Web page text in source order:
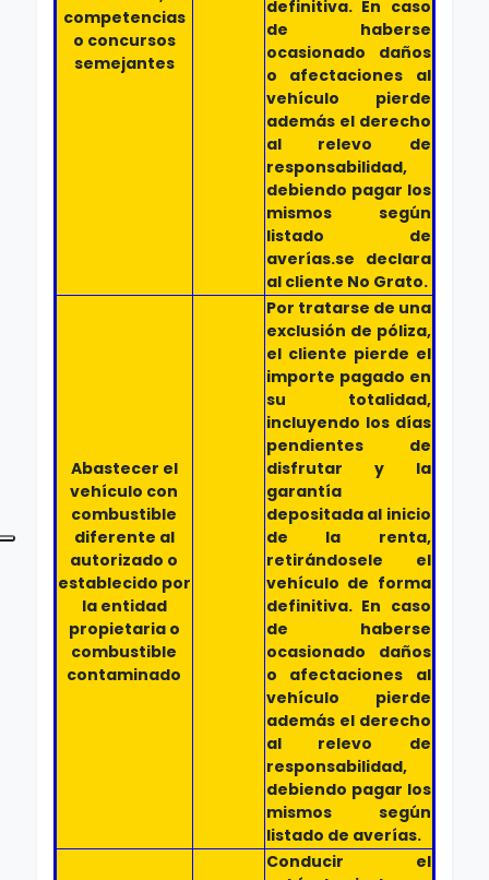
competencias
o concursos
semejantes
definitiva. En caso
de haberse
ocasionado daños
o afectaciones al
vehículo pierde
además el derecho
al relevo de
responsabilidad,
debiendo pagar los
mismos según
listado de
averías.se declara
al cliente No Grato.
Abastecer el
vehículo con
combustible
diferente al
autorizado o
establecido por
la entidad
propietaria o
combustible
contaminado
Por tratarse de una
exclusión de póliza,
el cliente pierde el
importe pagado en
su totalidad,
incluyendo los días
pendientes de
disfrutar y la
garantía
depositada al inicio
de la renta,
retirándosele el
vehículo de forma
definitiva. En caso
de haberse
ocasionado daños
o afectaciones al
vehículo pierde
además el derecho
al relevo de
responsabilidad,
debiendo pagar los
mismos según
listado de averías.
Conducir el